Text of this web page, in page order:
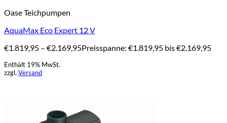
Oase Teichpumpen
AquaMax Eco Expert 12 V
€1.819,95 – €2.169,95Preisspanne: €1.819,95 bis €2.169,95
Enthält 19% MwSt.
zzgl. Versand